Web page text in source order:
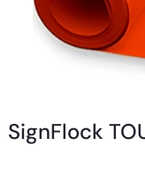
SignFlock